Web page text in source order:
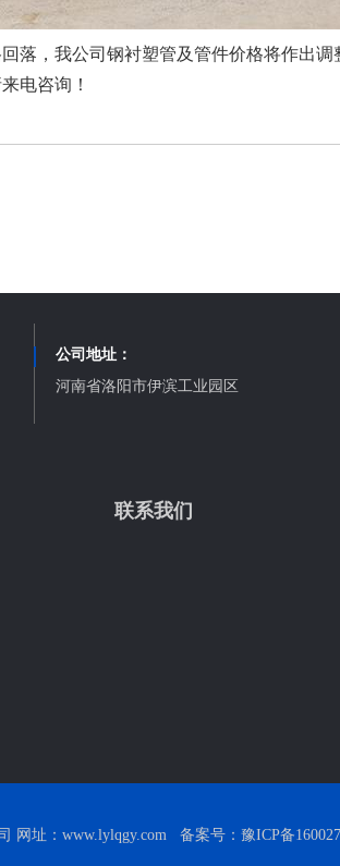
落，我公司钢衬塑管及管件价格将作出
电咨询！
公司地址：
河南省洛阳市伊滨工业园区
联系我们
网址：www.lylqgy.com 备案号： 豫ICP备